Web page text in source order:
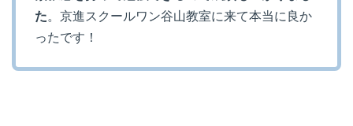
た。京進スクールワン谷山教室に来て本当に良か
ったです！